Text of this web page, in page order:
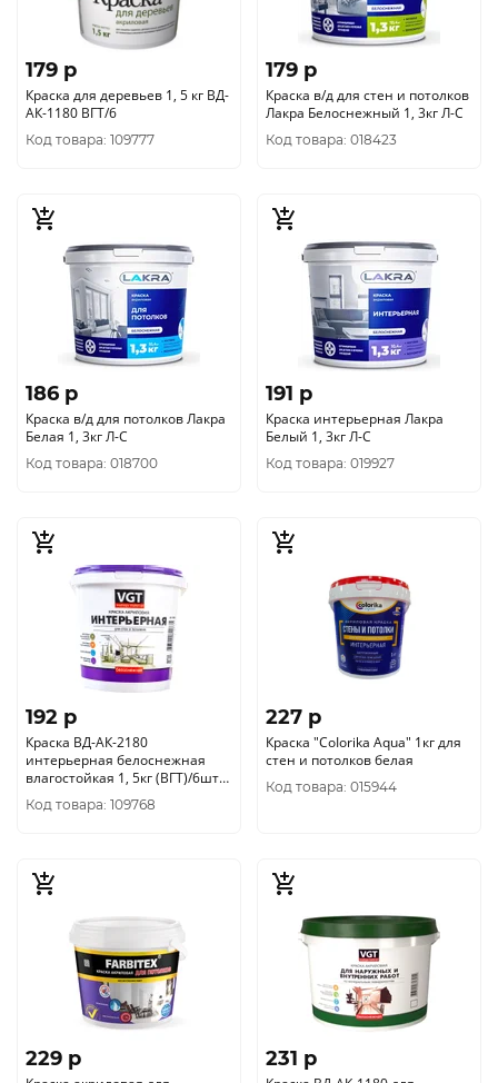
179 p
Краска для деревьев 1, 5 кг ВД-
АК-1180 ВГТ/6
Код товара: 109777
179 p
Краска в/д для стен и потолков
Лакра Белоснежный 1, 3кг Л-С
Код товара: 018423
186 p
Краска в/д для потолков Лакра
Белая 1, 3кг Л-С
Код товара: 018700
191 p
Краска интерьерная Лакра
Белый 1, 3кг Л-С
Код товара: 019927
192 p
Краска ВД-АК-2180
интерьерная белоснежная
влагостойкая 1, 5кг (ВГТ)/6шт
ЭКОНОМ/БЕЛАЯ
Код товара: 109768
227 p
Краска "CoIorika Aqua" 1кг для
стен и потолков белая
Код товара: 015944
229 p 231 p